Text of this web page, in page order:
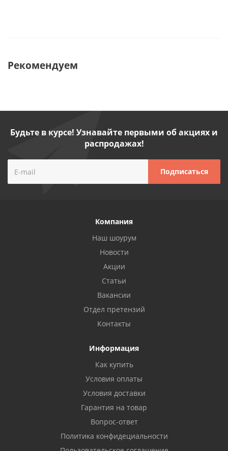
Рекомендуем
Будьте в курсе! Узнавайте первыми об акциях и
распродажах!
Компания
Наш шоурум
Новости
Акции
Статьи
Вакансии
Отдел претензий
Контакты
Информация
Как купить
Условия оплаты
Условия доставки
Гарантия на товар
Вопрос-ответ
Политика конфидециальности